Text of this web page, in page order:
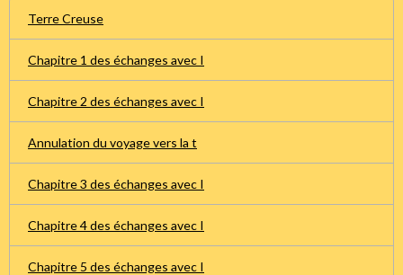
Terre Creuse
Chapitre 1 des échanges avec I
Chapitre 2 des échanges avec I
Annulation du voyage vers la t
Chapitre 3 des échanges avec I
Chapitre 4 des échanges avec I
Chapitre 5 des échanges avec I